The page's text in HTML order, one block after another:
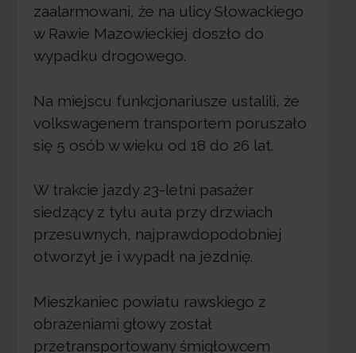
zaalarmowani, że na ulicy Słowackiego
w Rawie Mazowieckiej doszło do
wypadku drogowego.
Na miejscu funkcjonariusze ustalili, że
volkswagenem transportem poruszało
się 5 osób w wieku od 18 do 26 lat.
W trakcie jazdy 23-letni pasażer
siedzący z tyłu auta przy drzwiach
przesuwnych, najprawdopodobniej
otworzył je i wypadł na jezdnię.
Mieszkaniec powiatu rawskiego z
obrażeniami głowy został
przetransportowany śmigłowcem